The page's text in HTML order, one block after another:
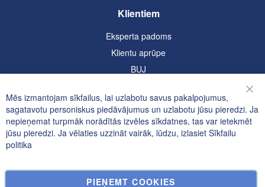
Klientiem
Eksperta padoms
Klientu aprūpe
BUJ
Informācija
Konfidencialitātes un sīkfailu politika
Meklētie atslēgvārdi
Pasūtījumi un atgriešana
Mēs izmantojam sīkfailus, lai uzlabotu savus pakalpojumus,
sagatavotu personiskus piedāvājumus un uzlabotu jūsu pieredzi. Ja
nepieņemat turpmāk norādītās izvēles sīkdatnes, tas var ietekmēt
jūsu pieredzi. Ja vēlaties uzzināt vairāk, lūdzu, izlasiet Sīkfailu
politika
PIEŅEMT COOKIES